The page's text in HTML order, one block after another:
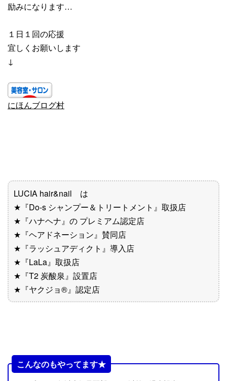
励みになります…
１日１回の応援
宜しくお願いします
↓
にほんブログ村
LUCIA hair&nail は
★『Do-s シャンプー＆トリートメント』取扱店
★『ハナヘナ』の プレミアム認定店
★『ヘアドネーション』賛同店
★『ラッシュアディクト』導入店
★『LaLa』取扱店
★『T2 炭酸泉』設置店
★『ヤクジョ®︎』認定店
こんなのもやってます★